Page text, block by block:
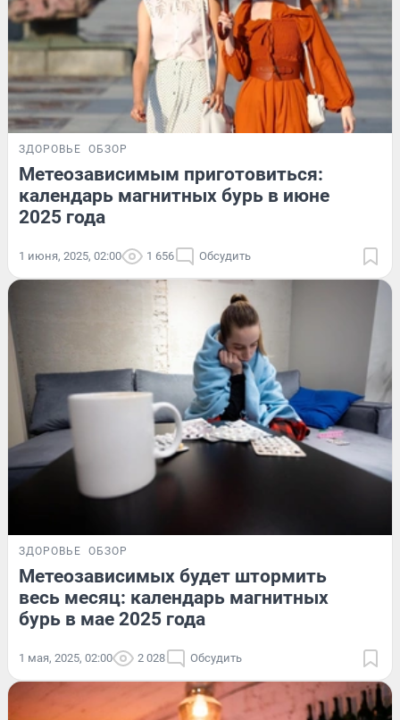
ЗДОРОВЬЕ ОБЗОР
Метеозависимым приготовиться:
календарь магнитных бурь в июне
2025 года
1 июня, 2025, 02:00 1 656 Обсудить
ЗДОРОВЬЕ ОБЗОР
Метеозависимых будет штормить
весь месяц: календарь магнитных
бурь в мае 2025 года
1 мая, 2025, 02:00 2 028 Обсудить